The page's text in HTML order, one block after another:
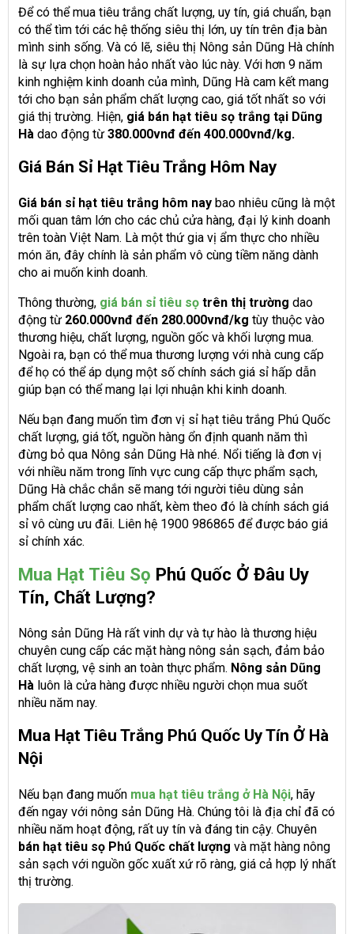
Để có thể mua tiêu trắng chất lượng, uy tín, giá chuẩn, bạn
có thể tìm tới các hệ thống siêu thị lớn, uy tín trên địa bàn
mình sinh sống. Và có lẽ, siêu thị Nông sản Dũng Hà chính
là sự lựa chọn hoàn hảo nhất vào lúc này. Với hơn 9 năm
kinh nghiệm kinh doanh của mình, Dũng Hà cam kết mang
tới cho bạn sản phẩm chất lượng cao, giá tốt nhất so với
giá thị trường. Hiện, giá bán hạt tiêu sọ trắng tại Dũng
Hà dao động từ 380.000vnđ đến 400.000vnđ/kg.
Giá Bán Sỉ Hạt Tiêu Trắng Hôm Nay
Giá bán sỉ hạt tiêu trắng hôm nay bao nhiêu cũng là một
mối quan tâm lớn cho các chủ cửa hàng, đại lý kinh doanh
trên toàn Việt Nam. Là một thứ gia vị ẩm thực cho nhiều
món ăn, đây chính là sản phẩm vô cùng tiềm năng dành
cho ai muốn kinh doanh.
Thông thường, giá bán sỉ tiêu sọ trên thị trường dao
động từ 260.000vnđ đến 280.000vnđ/kg tùy thuộc vào
thương hiệu, chất lượng, nguồn gốc và khối lượng mua.
Ngoài ra, bạn có thể mua thương lượng với nhà cung cấp
để họ có thể áp dụng một số chính sách giá sỉ hấp dẫn
giúp bạn có thể mang lại lợi nhuận khi kinh doanh.
Nếu bạn đang muốn tìm đơn vị sỉ hạt tiêu trắng Phú Quốc
chất lượng, giá tốt, nguồn hàng ổn định quanh năm thì
đừng bỏ qua Nông sản Dũng Hà nhé. Nổi tiếng là đơn vị
với nhiều năm trong lĩnh vực cung cấp thực phẩm sạch,
Dũng Hà chắc chắn sẽ mang tới người tiêu dùng sản
phẩm chất lượng cao nhất, kèm theo đó là chính sách giá
sỉ vô cùng ưu đãi. Liên hệ 1900 986865 để được báo giá
sỉ chính xác.
Mua Hạt Tiêu Sọ Phú Quốc Ở Đâu Uy
Tín, Chất Lượng?
Nông sản Dũng Hà rất vinh dự và tự hào là thương hiệu
chuyên cung cấp các mặt hàng nông sản sạch, đảm bảo
chất lượng, vệ sinh an toàn thực phẩm. Nông sản Dũng
Hà luôn là cửa hàng được nhiều người chọn mua suốt
nhiều năm nay.
Mua Hạt Tiêu Trắng Phú Quốc Uy Tín Ở Hà
Nội
Nếu bạn đang muốn mua hạt tiêu trắng ở Hà Nội, hãy
đến ngay với nông sản Dũng Hà. Chúng tôi là địa chỉ đã có
nhiều năm hoạt động, rất uy tín và đáng tin cậy. Chuyên
bán hạt tiêu sọ Phú Quốc chất lượng và mặt hàng nông
sản sạch với nguồn gốc xuất xứ rõ ràng, giá cả hợp lý nhất
thị trường.